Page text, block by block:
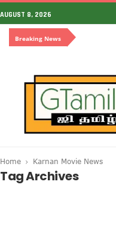
AUGUST 8, 2026
Breaking News
Home Karnan Movie News
Tag Archives